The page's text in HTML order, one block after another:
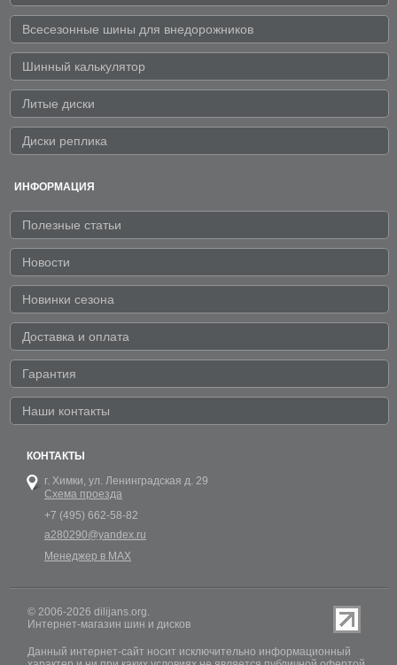
Всесезонные шины для внедорожников
Шинный калькулятор
Литые диски
Диски реплика
ИНФОРМАЦИЯ
Полезные статьи
Новости
Новинки сезона
Доставка и оплата
Гарантия
Наши контакты
КОНТАКТЫ
г. Химки, ул. Ленинградская д. 29
Схема проезда
+7 (495) 662-58-82
a280290@yandex.ru
Менеджер в MAX
© 2006-2026 dilijans.org.
Интернет-магазин шин и дисков
Данный интернет-сайт носит исключительно информационный